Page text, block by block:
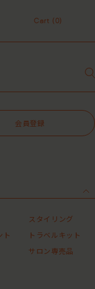
サンプル（２種）プレ
ゼント中！
配送に関しまして
ついて
サンプル（２種）プレ
Cart (0)
会員登録
ト
スタイリング
トラベルキット
サロン専売品